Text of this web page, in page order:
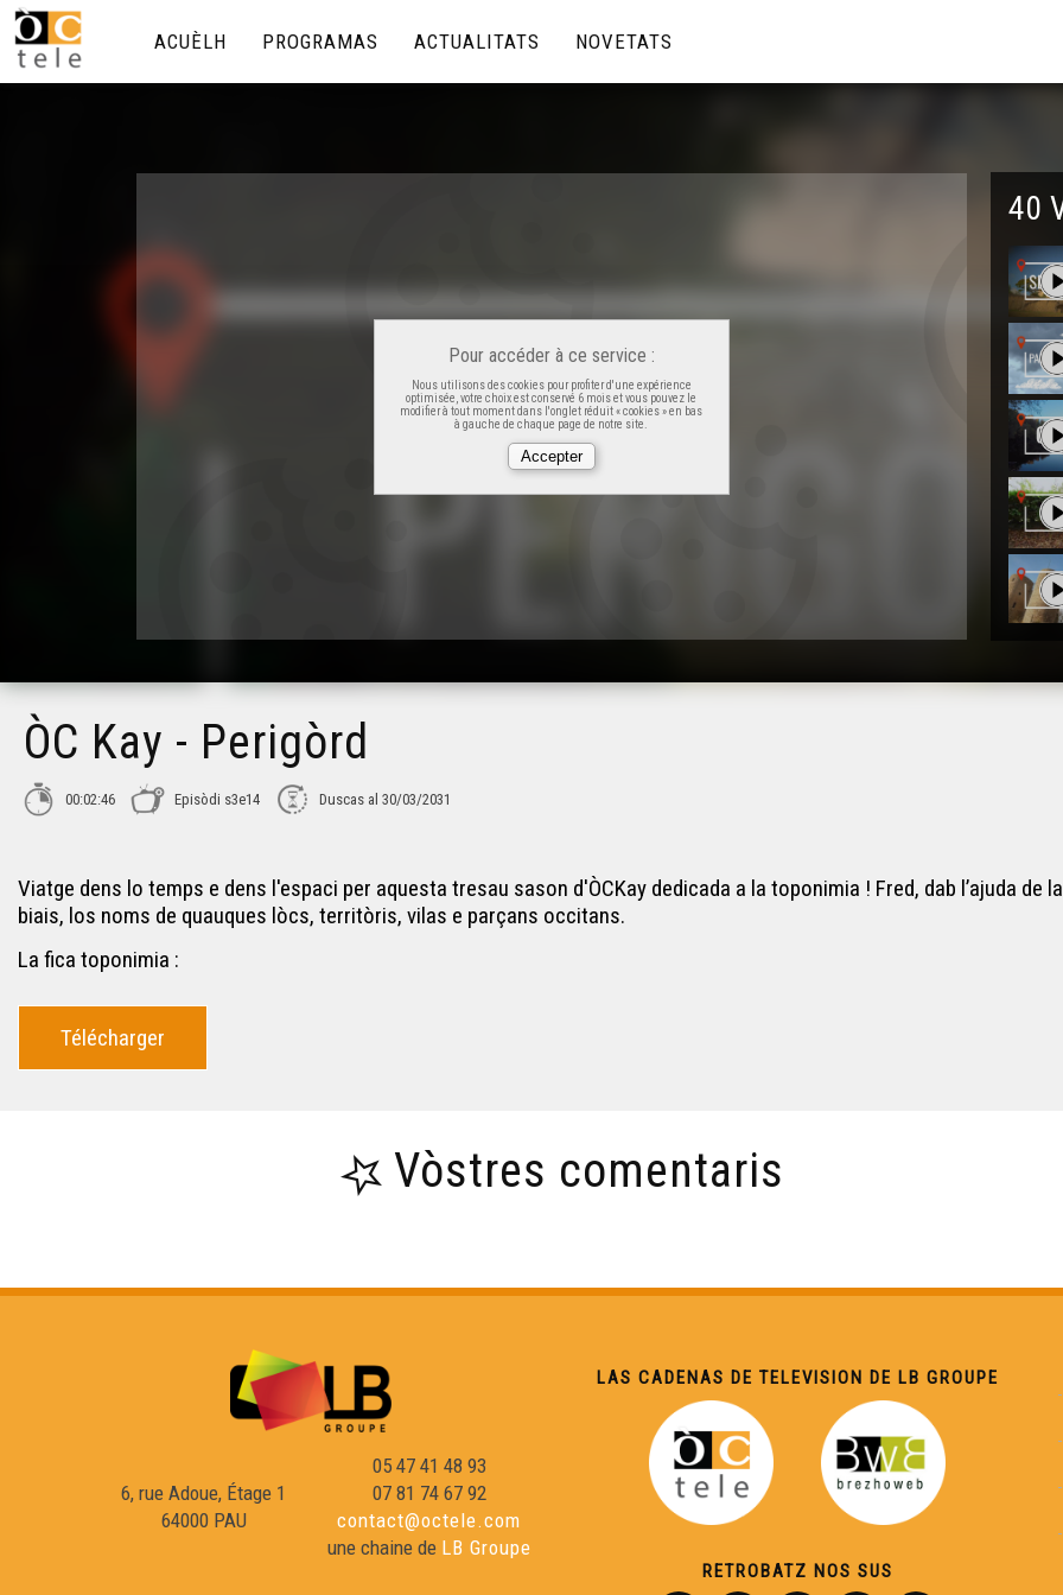
ACUÈLH PROGRAMAS ACTUALITATS NOVETATS
Pour accéder à ce service :
Nous utilisons des cookies pour profiter d'une expérience
optimisée, votre choix est conservé 6 mois et vous pouvez le
modifier à tout moment dans l'onglet réduit « cookies » en bas
à gauche de chaque page de notre site.
40
ÒC Kay - Perigòrd
00:02:46 Episòdi s3e14 Duscas al 30/03/2031
Viatge dens lo temps e dens l'espaci per aquesta tresau sason d'ÒCKay dedicada a la toponimia ! Fred, dab l’ajuda de
biais, los noms de quauques lòcs, territòris, vilas e parçans occitans.
La fica toponimia :
Télécharger
Vòstres comentaris
6, rue Adoue, Étage 1
64000 PAU
05 47 41 48 93
07 81 74 67 92
contact@octele.com
une chaine de LB Groupe
LAS CADENAS DE TELEVISION DE LB GROUPE
RETROBATZ NOS SUS